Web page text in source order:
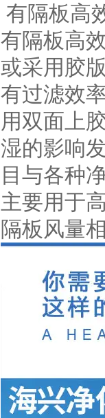
有隔板高
有隔板高
或采用胶
有过滤效
用双面上
湿的影响
目与各种
主要用于
隔板风量